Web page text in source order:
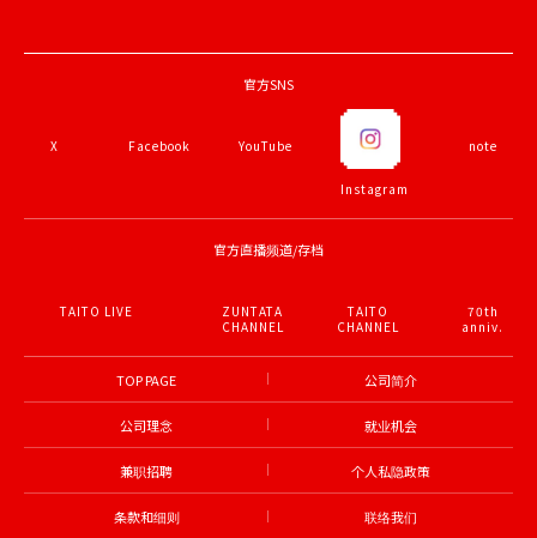
官方SNS
Facebook YouTube
Instagram
note
官方直播频道/存档
TAITO LIVE
ZUNTATA
CHANNEL
TAITO
70th
anniv.
TOP PAGE 公司简介
公司理念 就业机会
兼职招聘 个人私隐政策